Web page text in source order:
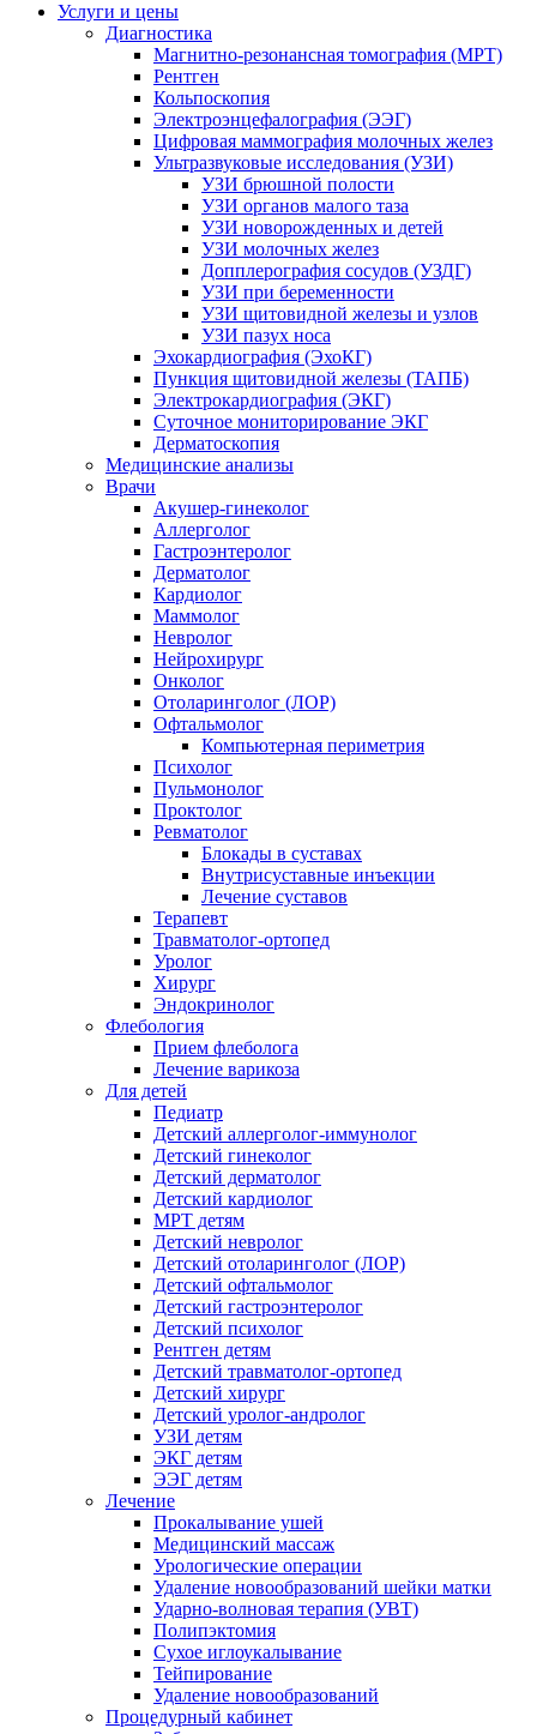
Услуги и цены
Диагностика
Магнитно-резонансная томография (МРТ)
Рентген
Кольпоскопия
Электроэнцефалография (ЭЭГ)
Цифровая маммография молочных желез
Ультразвуковые исследования (УЗИ)
УЗИ брюшной полости
УЗИ органов малого таза
УЗИ новорожденных и детей
УЗИ молочных желез
Допплерография сосудов (УЗДГ)
УЗИ при беременности
УЗИ щитовидной железы и узлов
УЗИ пазух носа
Эхокардиография (ЭхоКГ)
Пункция щитовидной железы (ТАПБ)
Электрокардиография (ЭКГ)
Суточное мониторирование ЭКГ
Дерматоскопия
Медицинские анализы
Врачи
Акушер-гинеколог
Аллерголог
Гастроэнтеролог
Дерматолог
Кардиолог
Маммолог
Невролог
Нейрохирург
Онколог
Отоларинголог (ЛОР)
Офтальмолог
Компьютерная периметрия
Психолог
Пульмонолог
Проктолог
Ревматолог
Блокады в суставах
Внутрисуставные инъекции
Лечение суставов
Терапевт
Травматолог-ортопед
Уролог
Хирург
Эндокринолог
Флебология
Прием флеболога
Лечение варикоза
Для детей
Педиатр
Детский аллерголог-иммунолог
Детский гинеколог
Детский дерматолог
Детский кардиолог
МРТ детям
Детский невролог
Детский отоларинголог (ЛОР)
Детский офтальмолог
Детский гастроэнтеролог
Детский психолог
Рентген детям
Детский травматолог-ортопед
Детский хирург
Детский уролог-андролог
УЗИ детям
ЭКГ детям
ЭЭГ детям
Лечение
Прокалывание ушей
Медицинский массаж
Урологические операции
Удаление новообразований шейки матки
Ударно-волновая терапия (УВТ)
Полипэктомия
Сухое иглоукалывание
Тейпирование
Удаление новообразований
Процедурный кабинет